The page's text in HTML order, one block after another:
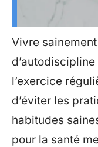
Vivre
l’exercice
d’éviter les
habitudes
pour la santé